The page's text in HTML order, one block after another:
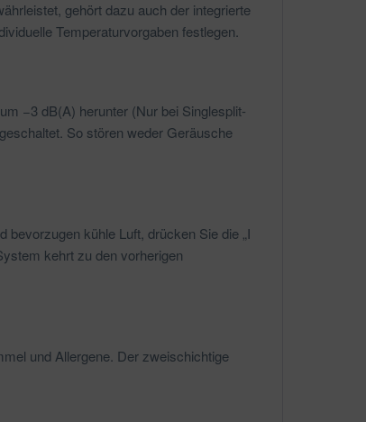
gehört dazu auch der integrierte
Temperaturvorgaben festlegen.
−3 dB(A) herunter (Nur bei Singlesplit-
So stören weder Geräusche
kühle Luft, drücken Sie die „I
kehrt zu den vorherigen
und Allergene. Der zweischichtige